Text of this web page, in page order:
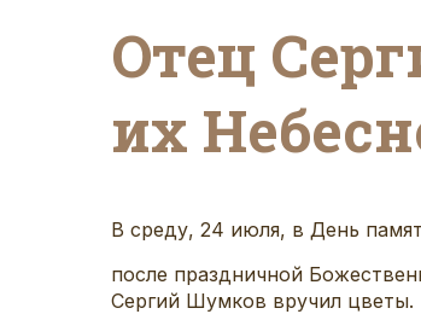
Отец
их
В среду, 24 июля, в День
после праздничной
Сергий Шумков вручил цветы.